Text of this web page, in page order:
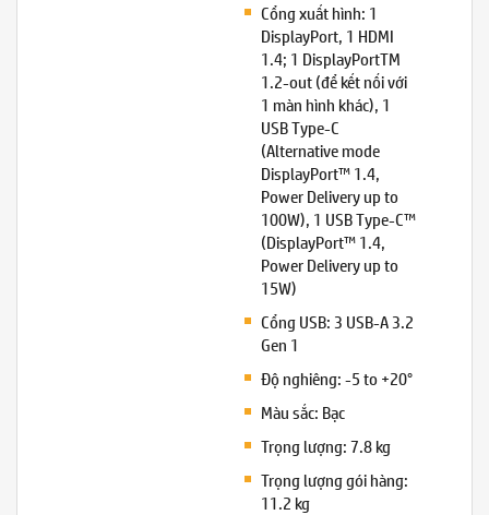
Cổng xuất hình: 1
DisplayPort, 1 HDMI
1.4; 1 DisplayPortTM
1.2-out (để kết nối với
1 màn hình khác), 1
USB Type-C
(Alternative mode
DisplayPort™ 1.4,
Power Delivery up to
100W), 1 USB Type-C™
(DisplayPort™ 1.4,
Power Delivery up to
15W)
Cổng USB: 3 USB-A 3.2
Gen 1
Độ nghiêng: -5 to +20°
Màu sắc: Bạc
Trọng lượng: 7.8 kg
Trọng lượng gói hàng:
11.2 kg